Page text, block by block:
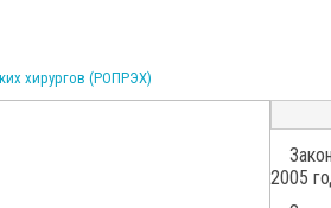
хирургов (РОПРЭХ)
2005